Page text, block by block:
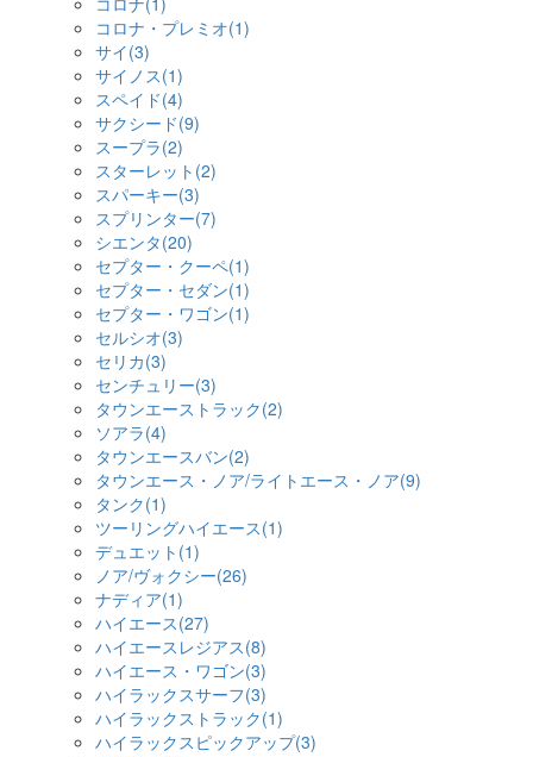
コロナ・プレミオ(1)
サイ(3)
サイノス(1)
スペイド(4)
サクシード(9)
スープラ(2)
スターレット(2)
スパーキー(3)
スプリンター(7)
シエンタ(20)
セプター・クーペ(1)
セプター・セダン(1)
セプター・ワゴン(1)
セルシオ(3)
セリカ(3)
センチュリー(3)
タウンエーストラック(2)
ソアラ(4)
タウンエースバン(2)
タウンエース・ノア/ライトエース・ノア(9)
タンク(1)
ツーリングハイエース(1)
デュエット(1)
ノア/ヴォクシー(26)
ナディア(1)
ハイエース(27)
ハイエースレジアス(8)
ハイエース・ワゴン(3)
ハイラックスサーフ(3)
ハイラックストラック(1)
ハイラックスピックアップ(3)